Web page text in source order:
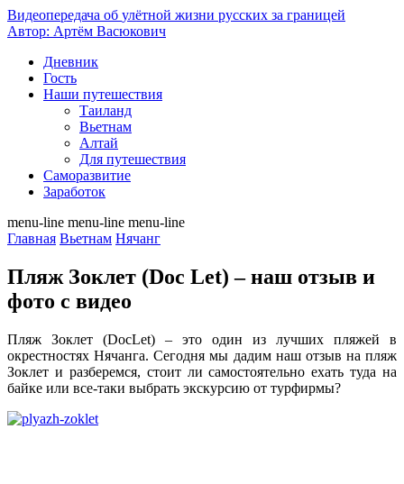
Видеопередача об улётной жизни русских за границей
Автор: Артём Васюкович
Дневник
Гость
Наши путешествия
Таиланд
Вьетнам
Алтай
Для путешествия
Саморазвитие
Заработок
menu-line menu-line menu-line
Главная Вьетнам Нячанг
Пляж Зоклет (Doc Let) – наш отзыв и
фото с видео
Пляж Зоклет (DocLet) – это один из лучших пляжей в
окрестностях Нячанга. Сегодня мы дадим наш отзыв на пляж
Зоклет и разберемся, стоит ли самостоятельно ехать туда на
байке или все-таки выбрать экскурсию от турфирмы?